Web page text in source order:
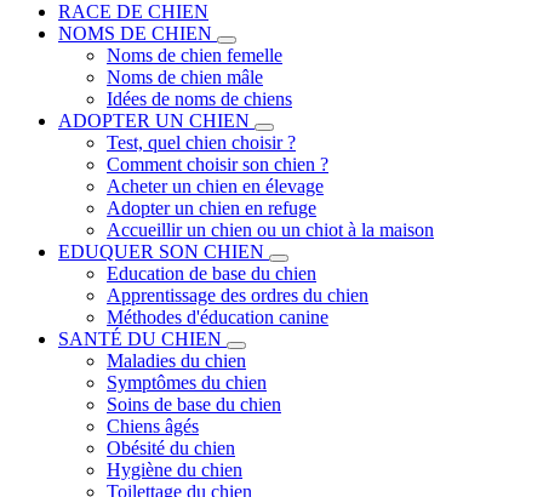
RACE DE CHIEN
NOMS DE CHIEN
Noms de chien femelle
Noms de chien mâle
Idées de noms de chiens
ADOPTER UN CHIEN
Test, quel chien choisir ?
Comment choisir son chien ?
Acheter un chien en élevage
Adopter un chien en refuge
Accueillir un chien ou un chiot à la maison
EDUQUER SON CHIEN
Education de base du chien
Apprentissage des ordres du chien
Méthodes d'éducation canine
SANTÉ DU CHIEN
Maladies du chien
Symptômes du chien
Soins de base du chien
Chiens âgés
Obésité du chien
Hygiène du chien
Toilettage du chien